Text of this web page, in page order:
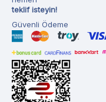
teklif isteyin!
Güvenli Ödeme